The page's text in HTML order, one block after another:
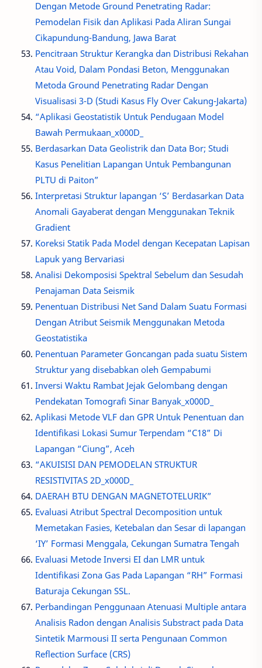
Dengan Metode Ground Penetrating Radar:
Pemodelan Fisik dan Aplikasi Pada Aliran Sungai
Cikapundung-Bandung, Jawa Barat
Pencitraan Struktur Kerangka dan Distribusi Rekahan
Atau Void, Dalam Pondasi Beton, Menggunakan
Metoda Ground Penetrating Radar Dengan
Visualisasi 3-D (Studi Kasus Fly Over Cakung-Jakarta)
“Aplikasi Geostatistik Untuk Pendugaan Model
Bawah Permukaan_x000D_
Berdasarkan Data Geolistrik dan Data Bor; Studi
Kasus Penelitian Lapangan Untuk Pembangunan
PLTU di Paiton”
Interpretasi Struktur lapangan ‘S’ Berdasarkan Data
Anomali Gayaberat dengan Menggunakan Teknik
Gradient
Koreksi Statik Pada Model dengan Kecepatan Lapisan
Lapuk yang Bervariasi
Analisi Dekomposisi Spektral Sebelum dan Sesudah
Penajaman Data Seismik
Penentuan Distribusi Net Sand Dalam Suatu Formasi
Dengan Atribut Seismik Menggunakan Metoda
Geostatistika
Penentuan Parameter Goncangan pada suatu Sistem
Struktur yang disebabkan oleh Gempabumi
Inversi Waktu Rambat Jejak Gelombang dengan
Pendekatan Tomografi Sinar Banyak_x000D_
Aplikasi Metode VLF dan GPR Untuk Penentuan dan
Identifikasi Lokasi Sumur Terpendam “C18” Di
Lapangan “Ciung”, Aceh
“AKUISISI DAN PEMODELAN STRUKTUR
RESISTIVITAS 2D_x000D_
DAERAH BTU DENGAN MAGNETOTELURIK”
Evaluasi Atribut Spectral Decomposition untuk
Memetakan Fasies, Ketebalan dan Sesar di lapangan
‘IY’ Formasi Menggala, Cekungan Sumatra Tengah
Evaluasi Metode Inversi EI dan LMR untuk
Identifikasi Zona Gas Pada Lapangan “RH” Formasi
Baturaja Cekungan SSL.
Perbandingan Penggunaan Atenuasi Multiple antara
Analisis Radon dengan Analisis Substract pada Data
Sintetik Marmousi II serta Pengunaan Common
Reflection Surface (CRS)